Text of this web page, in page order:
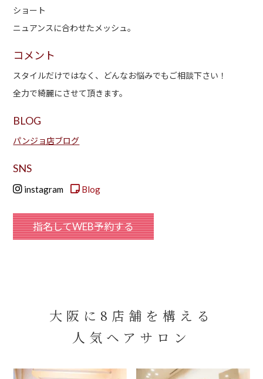
ショート
ニュアンスに合わせたメッシュ。
コメント
スタイルだけではなく、どんなお悩みでもご相談下さい！
全力で綺麗にさせて頂きます。
BLOG
パンジョ店ブログ
SNS
instagram Blog
指名してWEB予約する
大阪に8店舗を構える
人気ヘアサロン